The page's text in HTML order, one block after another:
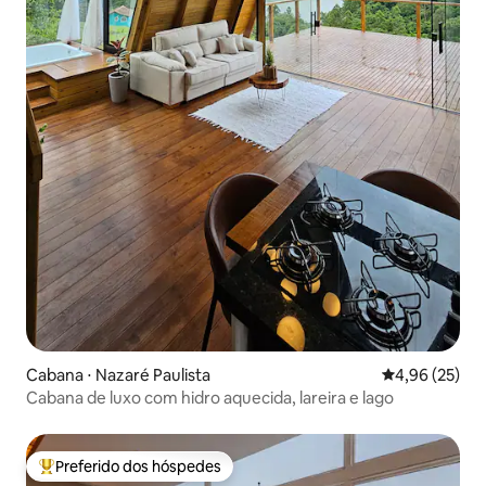
Cabana ⋅ Nazaré Paulista 4,96 de uma
4,96 (25)
Cabana de luxo com hidro aquecida, lareira e lago
Entre os melhores preferidos dos hóspedes
Preferido dos hóspedes